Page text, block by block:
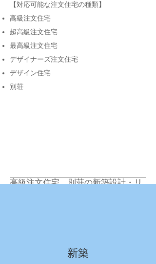
【対応可能な注文住宅の種類】
高級注文住宅
超高級注文住宅
最高級注文住宅
デザイナーズ注文住宅
デザイン住宅
別荘
高級注文住宅、別荘の新築設計・リ
新築